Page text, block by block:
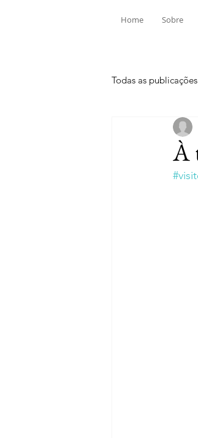
Home Sobre
Todas as publicações
Aldeia do
Mouriscas
À